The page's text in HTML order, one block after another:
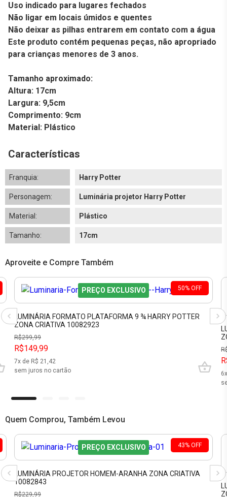
Uso indicado para lugares fechados
Não ligar em locais úmidos e quentes
Não deixar as pilhas entrarem em contato com a água
Este produto contém pequenas peças, não apropriado
para crianças menores de 3 anos.
Tamanho aproximado:
Altura: 17cm
Largura: 9,5cm
Comprimento: 9cm
Material: Plástico
Características
Franquia: Harry Potter
Personagem: Luminária projetor Harry Potter
Material: Plástico
Tamanho: 17cm
Aproveite e Compre Também
50% OFF
PREÇO EXCLUSIVO
LUMINÁRIA FORMATO PLATAFORMA 9 ¾ HARRY POTTER
ZONA CRIATIVA 10082923
R$299,99
R$149,99
7x de R$ 21,42
sem juros no cartão
6
Quem Comprou, Também Levou
43% OFF
PREÇO EXCLUSIVO
LUMINÁRIA PROJETOR HOMEM-ARANHA ZONA CRIATIVA
10082843
R$229,99